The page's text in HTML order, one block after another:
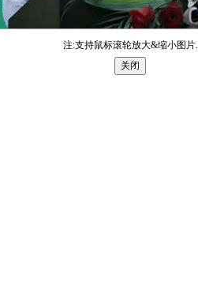
注:支持鼠标滚轮放大&缩小图片.